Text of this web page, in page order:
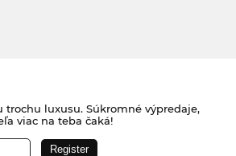
trochu luxusu. Súkromné výpredaje,
viac na teba čaká!